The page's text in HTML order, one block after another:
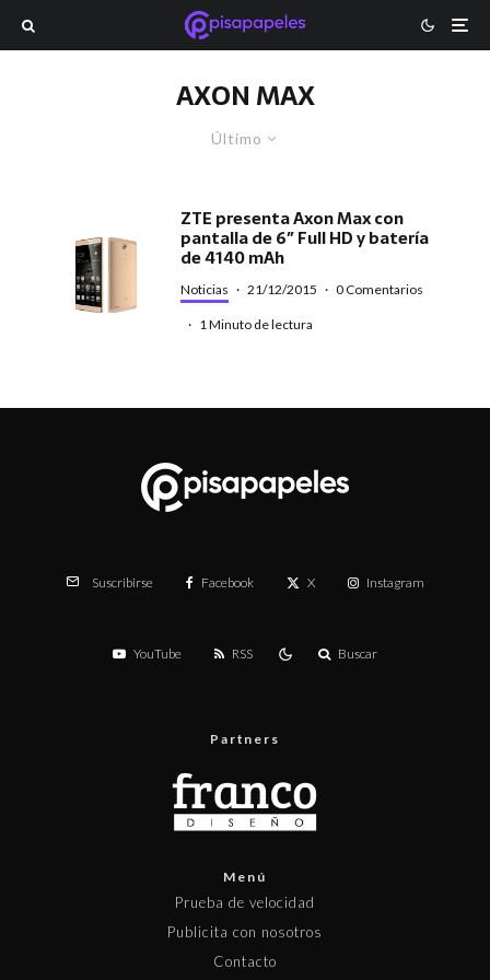
AXON MAX
Último
ZTE presenta Axon Max con
pantalla de 6″ Full HD y batería
de 4140 mAh
Noticias · 21/12/2015 · 0 Comentarios
· 1 Minuto de lectura
Suscribirse Facebook X Instagram
YouTube RSS Buscar
Partners
Menú
Prueba de velocidad
Publicita con nosotros
Contacto